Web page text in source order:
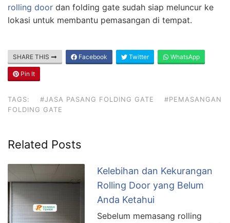
rolling door dan folding gate sudah siap meluncur ke
lokasi untuk membantu pemasangan di tempat.
SHARE THIS Facebook Twitter WhatsApp
Pin It
TAGS: #JASA PASANG FOLDING GATE
#PEMASANGAN
FOLDING GATE
Related Posts
Kelebihan dan Kekurangan
Rolling Door yang Belum
Anda Ketahui
Sebelum memasang rolling